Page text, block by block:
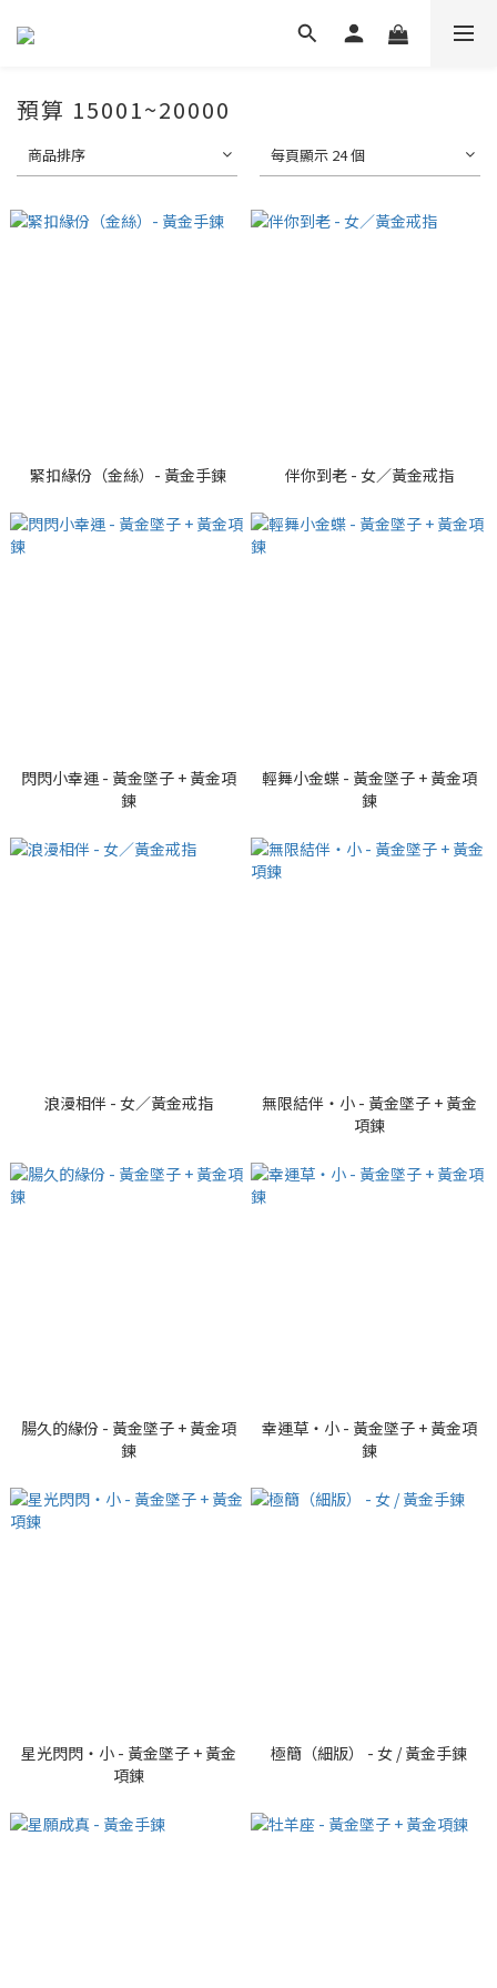
預算 15001~20000
商品排序 每頁顯示 24 個
緊扣緣份（金絲）- 黃金手鍊 伴你到老 - 女／黃金戒指
閃閃小幸運 - 黃金墜子 + 黃金項
鍊
輕舞小金蝶 - 黃金墜子 + 黃金項
鍊
浪漫相伴 - 女／黃金戒指
無限結伴・小 - 黃金墜子 + 黃金
項鍊
腸久的緣份 - 黃金墜子 + 黃金項
鍊
幸運草・小 - 黃金墜子 + 黃金項
鍊
星光閃閃・小 - 黃金墜子 + 黃金
項鍊
極簡（細版） - 女 / 黃金手鍊